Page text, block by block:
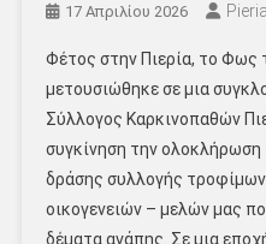
17 Απριλίου 2026
Φέτος στην Πιερία, το Φως
μετουσιώθηκε σε μια
Σύλλογος Καρκινοπαθών
συγκίνηση την
δράσης συλλογής
οικογενειών – μελών μας
δέματα αγάπης. Σε μια